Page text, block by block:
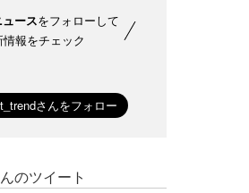
ースをフォローして
情報をチェック
のツイート